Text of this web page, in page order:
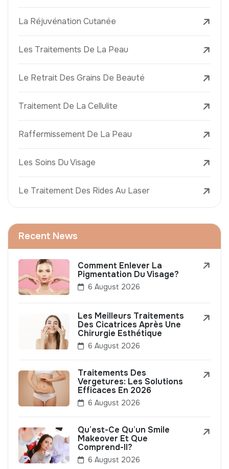
La Réjuvénation Cutanée
Les Traitements De La Peau
Le Retrait Des Grains De Beauté
Traitement De La Cellulite
Raffermissement De La Peau
Les Soins Du Visage
Le Traitement Des Rides Au Laser
Recent News
Comment Enlever La
Pigmentation Du Visage?
6 August 2026
Les Meilleurs Traitements
Des Cicatrices Après Une
Chirurgie Esthétique
6 August 2026
Traitements Des
Vergetures: Les Solutions
Efficaces En 2026
6 August 2026
Qu’est-Ce Qu’un Smile
Makeover Et Que
Comprend-Il?
6 August 2026